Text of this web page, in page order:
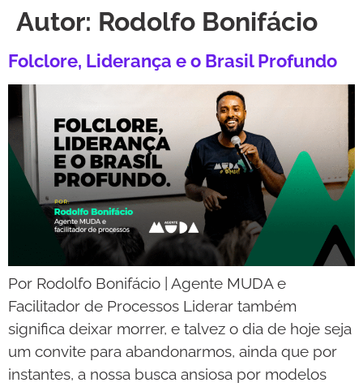
Autor: Rodolfo Bonifácio
Folclore, Liderança e o Brasil Profundo
Por Rodolfo Bonifácio | Agente MUDA e
Facilitador de Processos Liderar também
significa deixar morrer, e talvez o dia de hoje seja
um convite para abandonarmos, ainda que por
instantes, a nossa busca ansiosa por modelos